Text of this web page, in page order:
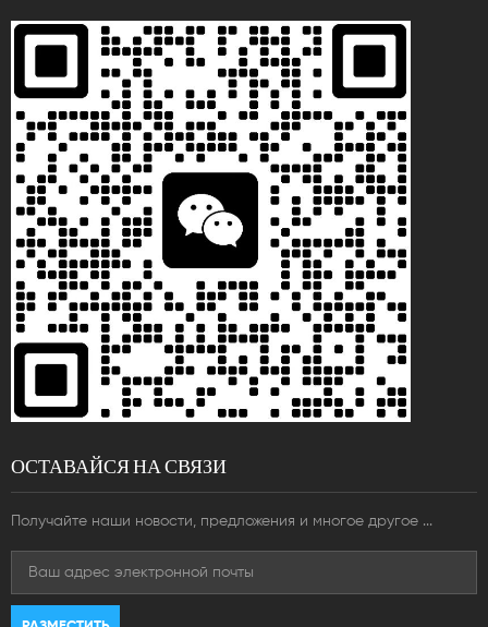
ОСТАВАЙСЯ НА СВЯЗИ
Получайте наши новости, предложения и многое другое ...